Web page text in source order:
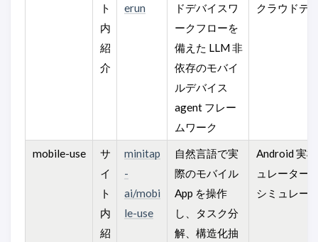
ト
内
紹
介
erun
ドデバイスワ
ークフローを
備えた LLM 非
依存のモバイ
ルデバイス
agent フレー
ムワーク
クラウドデ
mobile-use
サ
イ
ト
内
紹
minitap
-
ai/mobi
le-use
自然言語で実
際のモバイル
App を操作
し、タスク分
解、構造化抽
Android 実
ュレーター
シミュレー